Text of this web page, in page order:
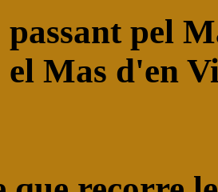
pel
Mas d'en